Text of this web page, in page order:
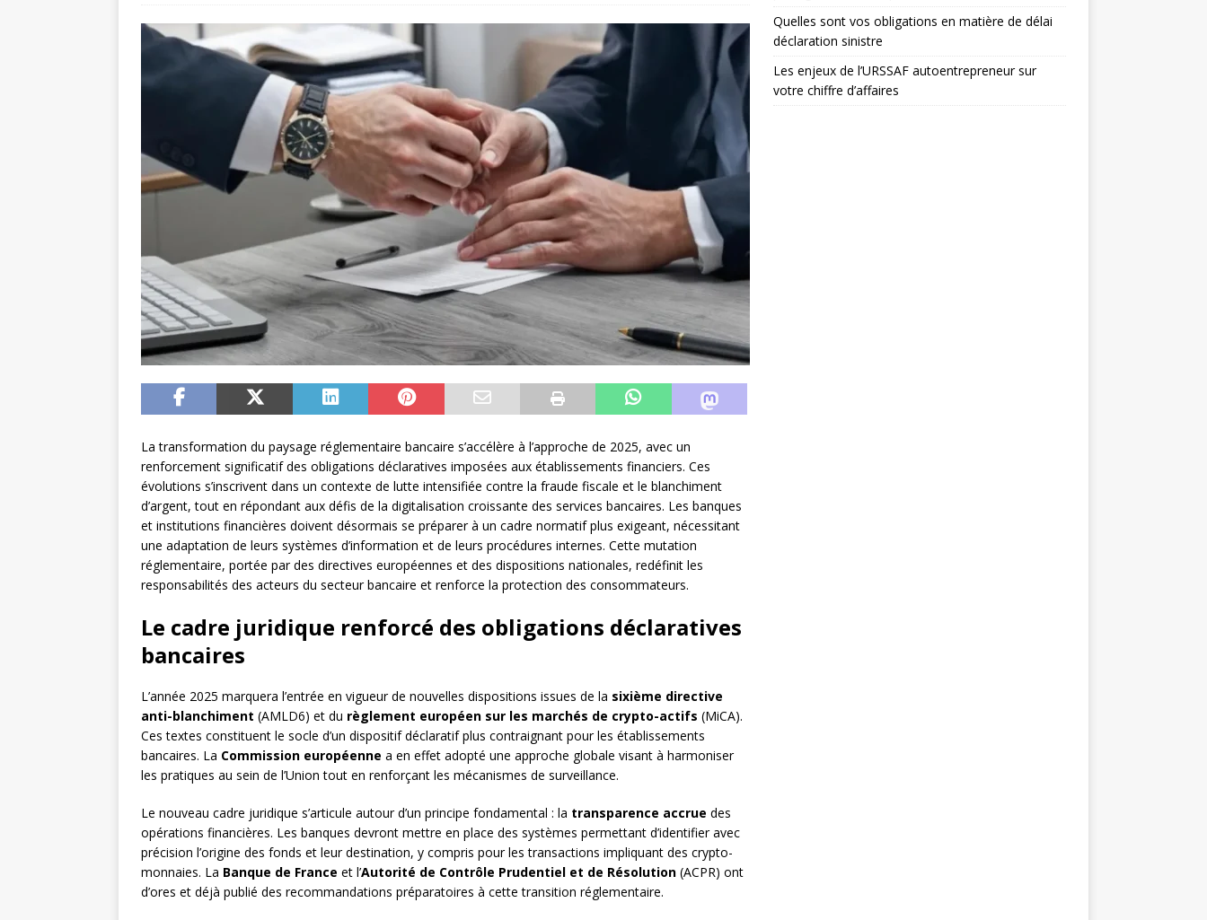
[ août 6, 2026 ] Comment le droit peut aider à résoudre les conflits familiaux DIVORCE
La transformation du paysage réglementaire bancaire s’accélère à l’approche de 2025, avec un
renforcement significatif des obligations déclaratives imposées aux établissements financiers. Ces
évolutions s’inscrivent dans un contexte de lutte intensifiée contre la fraude fiscale et le blanchiment
d’argent, tout en répondant aux défis de la digitalisation croissante des services bancaires. Les banques
et institutions financières doivent désormais se préparer à un cadre normatif plus exigeant, nécessitant
une adaptation de leurs systèmes d’information et de leurs procédures internes. Cette mutation
réglementaire, portée par des directives européennes et des dispositions nationales, redéfinit les
responsabilités des acteurs du secteur bancaire et renforce la protection des consommateurs.
Le cadre juridique renforcé des obligations déclaratives
bancaires
L’année 2025 marquera l’entrée en vigueur de nouvelles dispositions issues de la sixième directive
anti-blanchiment (AMLD6) et du règlement européen sur les marchés de crypto-actifs (MiCA).
Ces textes constituent le socle d’un dispositif déclaratif plus contraignant pour les établissements
bancaires. La Commission européenne a en effet adopté une approche globale visant à harmoniser
les pratiques au sein de l’Union tout en renforçant les mécanismes de surveillance.
Le nouveau cadre juridique s’articule autour d’un principe fondamental : la transparence accrue des
opérations financières. Les banques devront mettre en place des systèmes permettant d’identifier avec
précision l’origine des fonds et leur destination, y compris pour les transactions impliquant des crypto-
monnaies. La Banque de France et l’Autorité de Contrôle Prudentiel et de Résolution (ACPR) ont
d’ores et déjà publié des recommandations préparatoires à cette transition réglementaire.
Quelles sont vos obligations en matière de délai
déclaration sinistre
Les enjeux de l’URSSAF autoentrepreneur sur
votre chiffre d’affaires